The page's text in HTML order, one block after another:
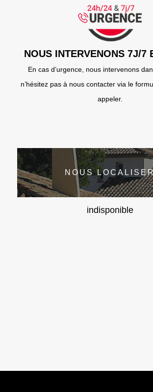
NOUS INTERVENONS 7J/7
En cas d’urgence, nous intervenons
n’hésitez pas à nous contacter via le
appeler.
NOUS
indisponible